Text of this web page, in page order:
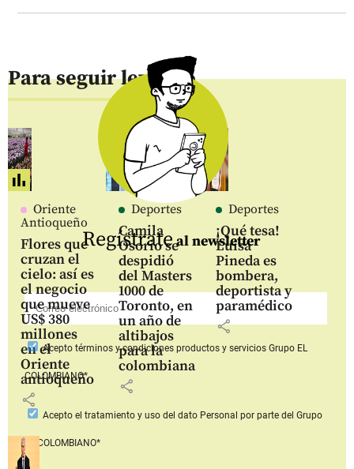
Para seguir leyendo
Oriente
Antioqueño
Flores que
cruzan el
cielo: así es
el negocio
que mueve
US$ 380
millones
en el
Oriente
antioqueño
share
Deportes
Camila
Osorio se
despidió
del Masters
1000 de
Toronto, en
un año de
altibajos
para la
colombiana
share
Deportes
¡Qué tesa!
Luisa
Pineda es
bombera,
deportista y
paramédico
share
Regístrateal newsletter
Aceptotérminos y condiciones productos y serviciosGrupo EL
COLOMBIANO*
Acepto el tratamiento y uso del dato Personal por parte del Grupo
EL COLOMBIANO*